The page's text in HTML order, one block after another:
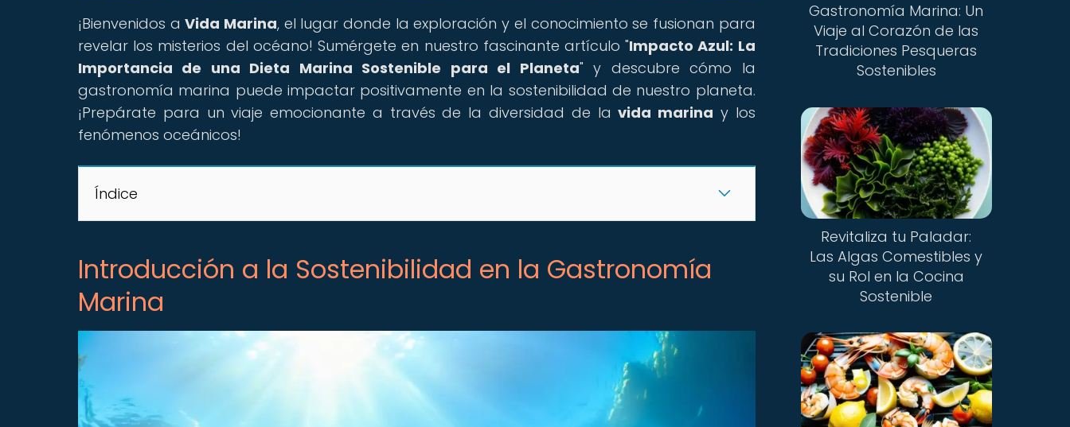
¡Bienvenidos aVida Marina, el lugar donde la exploración y el conocimiento se fusionan para
revelar los misterios del océano! Sumérgete en nuestro fascinante artículo "Impacto Azul: La
Importancia de una Dieta Marina Sostenible para el Planeta" y descubre cómo la
gastronomía marina puede impactar positivamente en la sostenibilidad de nuestro planeta.
¡Prepárate para un viaje emocionante a través de la diversidad de lavida marina y los
fenómenos oceánicos!
Índice
Introducción a la Sostenibilidad en la Gastronomía
Marina
Gastronomía Marina: Un
Viaje al Corazón de las
Tradiciones Pesqueras
Sostenibles
Revitaliza tu Paladar:
Las Algas Comestibles y
su Rol en la Cocina
Sostenible